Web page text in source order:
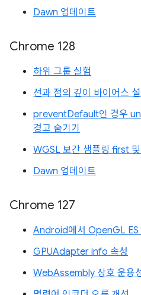
Dawn 업데이트
Chrome 128
하위 그룹 실험
선과 점의 깊이 바이어스
preventDefault인 경우
경고 숨기기
WGSL 보간 샘플링 first
Dawn 업데이트
Chrome 127
Android에서 OpenGL ES
GPUAdapter info 속성
WebAssembly 상호 운용